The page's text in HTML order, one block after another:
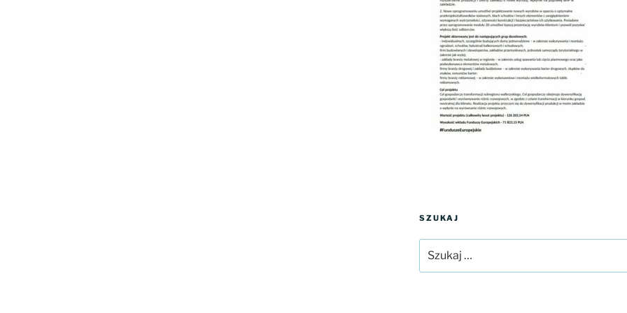
SZUKAJ